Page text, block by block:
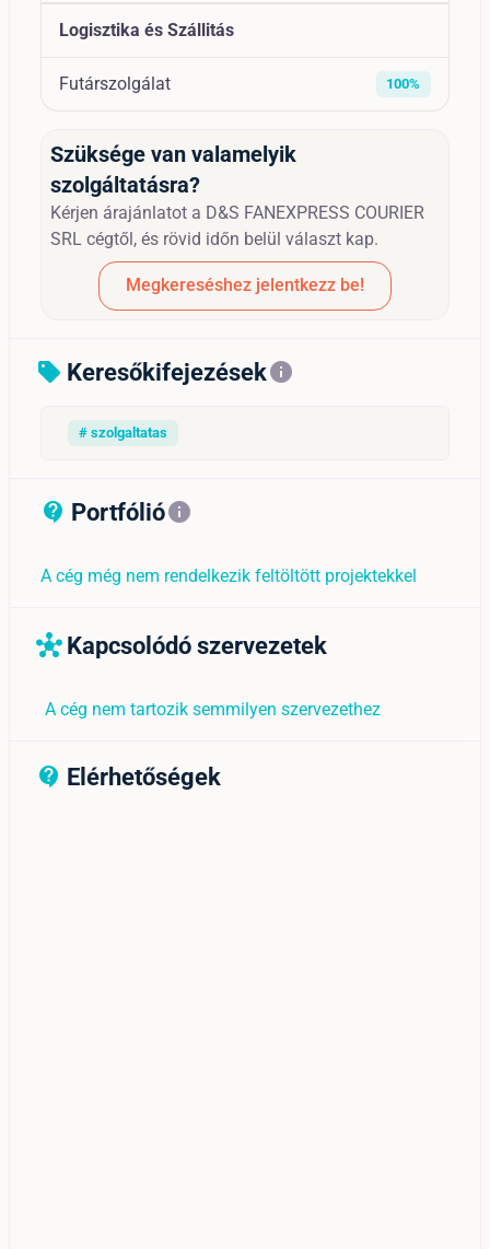
Logisztika és Szállitás
Futárszolgálat 100%
Szüksége van valamelyik
szolgáltatásra?
Kérjen árajánlatot a D&S FANEXPRESS COURIER
SRL cégtől, és rövid időn belül választ kap.
Megkereséshez jelentkezz be!
sell Keresőkifejezésekinfo
# szolgaltatas
contact_support_outline
Portfólióinfo
A cég még nem rendelkezik feltöltött projektekkel
hub Kapcsolódó szervezetek
A cég nem tartozik semmilyen szervezethez
contact_support_outline
Elérhetőségek